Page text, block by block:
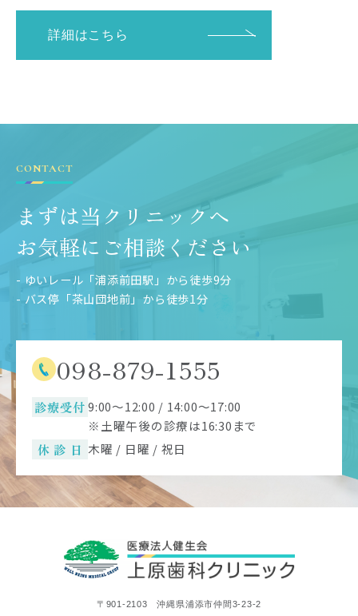
詳細はこちら
CONTACT
まずは当クリニックへ
お気軽にご相談ください
- ゆいレール「浦添前田駅」から徒歩9分
- バス停「茶山団地前」から徒歩1分
098-879-1555
診療受付9:00～12:00 / 14:00～17:00
※土曜午後の診療は16:30まで
休 診 日 木曜 / 日曜 / 祝日
〒901-2103 沖縄県浦添市仲間3-23-2